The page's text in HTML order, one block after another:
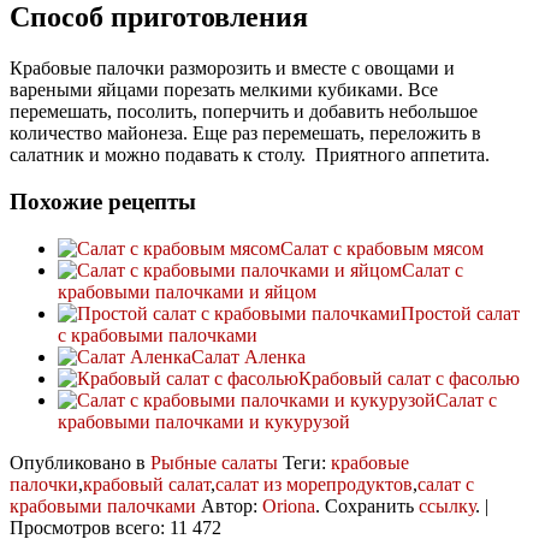
Способ приготовления
Крабовые палочки разморозить и вместе с овощами и
вареными яйцами порезать мелкими кубиками. Все
перемешать, посолить, поперчить и добавить небольшое
количество майонеза. Еще раз перемешать, переложить в
салатник и можно подавать к столу. Приятного аппетита.
Похожие рецепты
Салат с крабовым мясом
Салат с
крабовыми палочками и яйцом
Простой салат
с крабовыми палочками
Салат Аленка
Крабовый салат с фасолью
Салат с
крабовыми палочками и кукурузой
Опубликовано в Рыбные салаты Теги: крабовые
палочки,крабовый салат,салат из морепродуктов,салат с
крабовыми палочками Автор: Oriona. Сохранить ссылку. |
Просмотров всего: 11 472